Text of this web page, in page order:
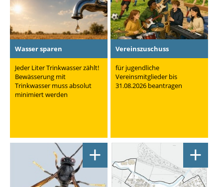
Wasser sparen
Jeder Liter Trinkwasser zählt!
Bewässerung mit
Trinkwasser muss absolut
minimiert werden
Vereinszuschuss
für jugendliche
Vereinsmitglieder bis
31.08.2026 beantragen
+ +